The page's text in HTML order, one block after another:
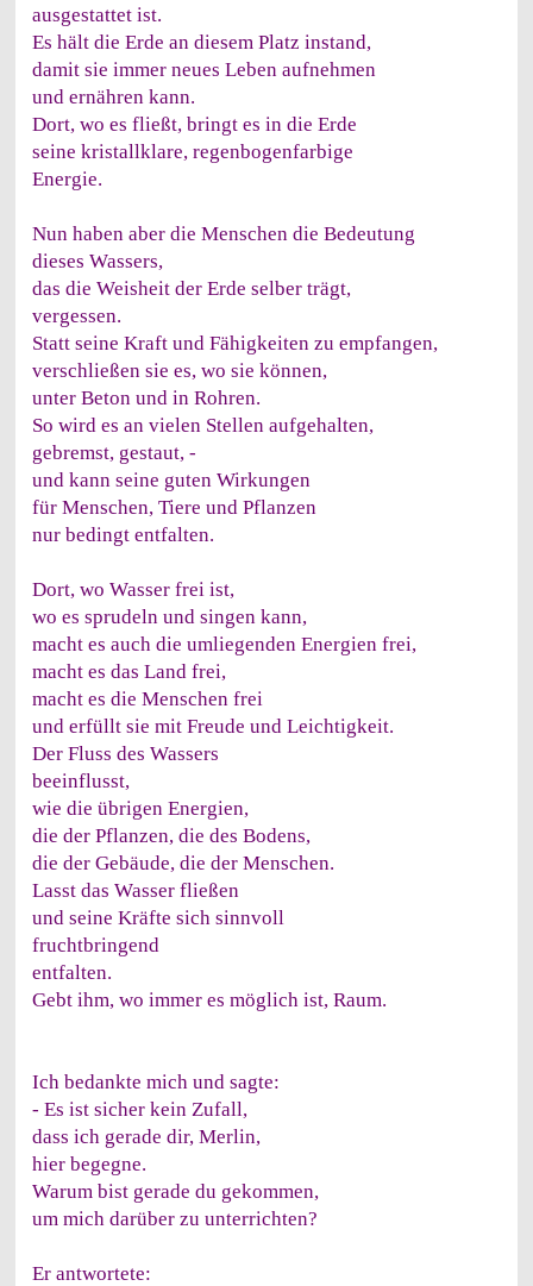
ausgestattet ist.
Es hält die Erde an diesem Platz instand,
damit sie immer neues Leben aufnehmen
und ernähren kann.
Dort, wo es fließt, bringt es in die Erde
seine kristallklare, regenbogenfarbige
Energie.
Nun haben aber die Menschen die Bedeutung
dieses Wassers,
das die Weisheit der Erde selber trägt,
vergessen.
Statt seine Kraft und Fähigkeiten zu empfangen,
verschließen sie es, wo sie können,
unter Beton und in Rohren.
So wird es an vielen Stellen aufgehalten,
gebremst, gestaut, -
und kann seine guten Wirkungen
für Menschen, Tiere und Pflanzen
nur bedingt entfalten.
Dort, wo Wasser frei ist,
wo es sprudeln und singen kann,
macht es auch die umliegenden Energien frei,
macht es das Land frei,
macht es die Menschen frei
und erfüllt sie mit Freude und Leichtigkeit.
Der Fluss des Wassers
beeinflusst,
wie die übrigen Energien,
die der Pflanzen, die des Bodens,
die der Gebäude, die der Menschen.
Lasst das Wasser fließen
und seine Kräfte sich sinnvoll
fruchtbringend
entfalten.
Gebt ihm, wo immer es möglich ist, Raum.
Ich bedankte mich und sagte:
- Es ist sicher kein Zufall,
dass ich gerade dir, Merlin,
hier begegne.
Warum bist gerade du gekommen,
um mich darüber zu unterrichten?
Er antwortete: